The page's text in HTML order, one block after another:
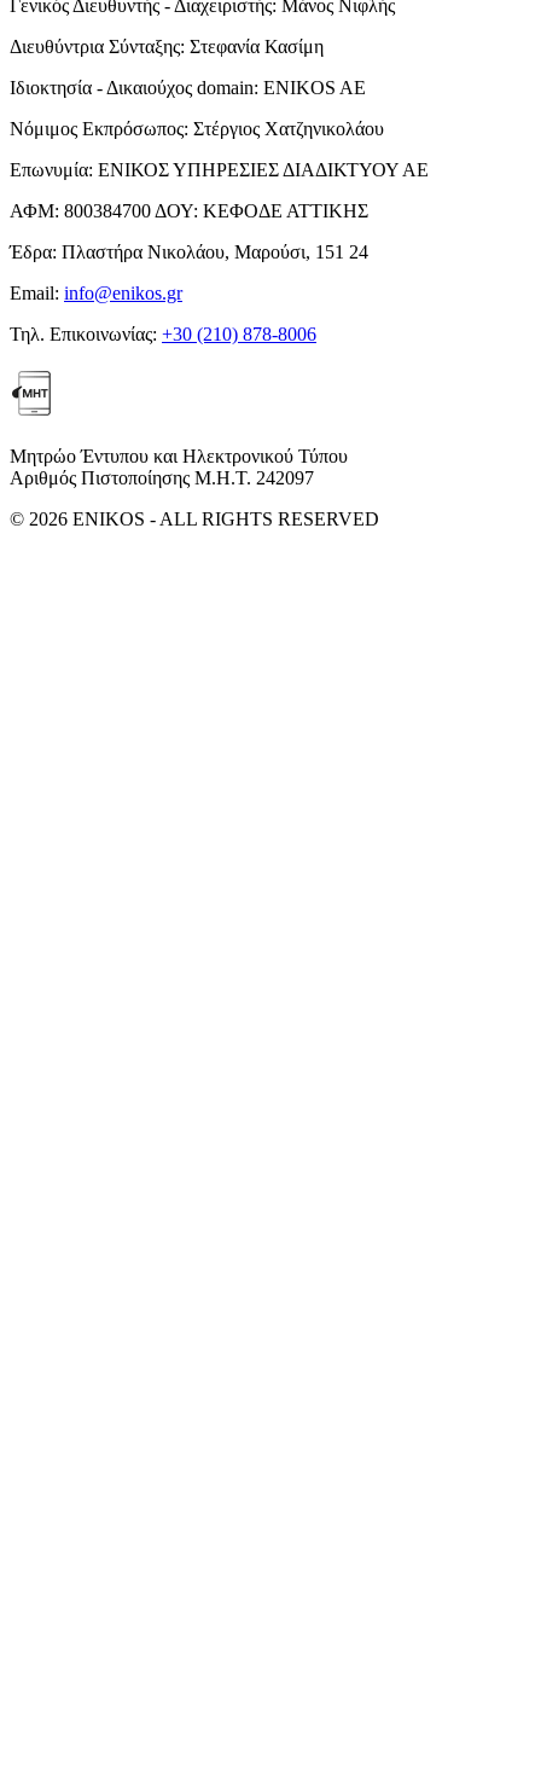
Γενικός Διευθυντής - Διαχειριστής: Μάνος Νιφλής
Διευθύντρια Σύνταξης: Στεφανία Κασίμη
Ιδιοκτησία - Δικαιούχος domain: ENIKOS AE
Νόμιμος Εκπρόσωπος: Στέργιος Χατζηνικολάου
Επωνυμία: ΕΝΙΚΟΣ ΥΠΗΡΕΣΙΕΣ ΔΙΑΔΙΚΤΥΟΥ ΑΕ
ΑΦΜ: 800384700 ΔΟΥ: ΚΕΦΟΔΕ ΑΤΤΙΚΗΣ
Έδρα: Πλαστήρα Νικολάου, Μαρούσι, 151 24
Email: info@enikos.gr
Τηλ. Επικοινωνίας: +30 (210) 878-8006
Μητρώο Έντυπου και Ηλεκτρονικού Τύπου
Αριθμός Πιστοποίησης Μ.Η.Τ. 242097
© 2026 ENIKOS - ALL RIGHTS RESERVED